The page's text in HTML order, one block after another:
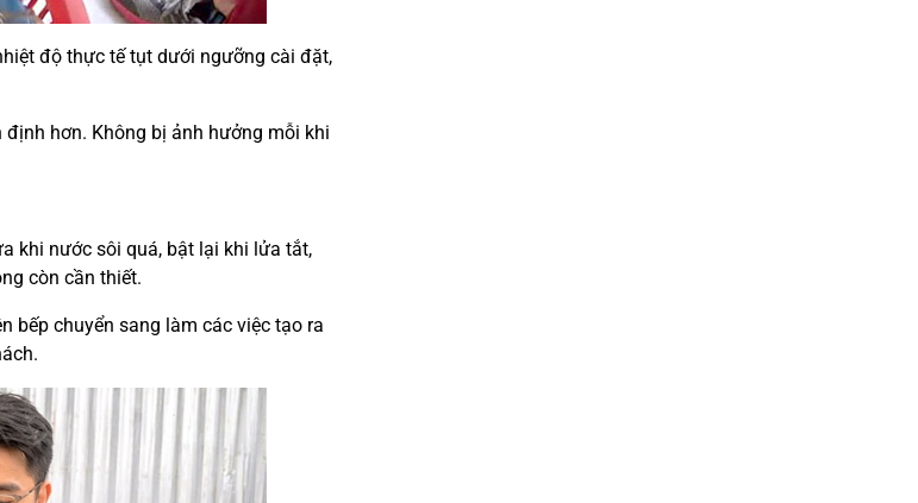
độ thực tế tụt dưới ngưỡng cài đặt,
hơn. Không bị ảnh hưởng mỗi khi
khi nước sôi quá, bật lại khi lửa tắt,
còn cần thiết.
bếp chuyển sang làm các việc tạo ra